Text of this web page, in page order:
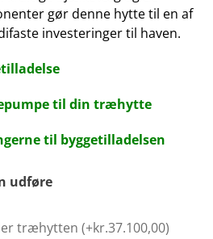
gør denne hytte til en af
investeringer til haven.
til din træhytte
til byggetilladelsen
udføre
træhytten (+kr.37.100,00)